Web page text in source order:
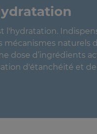
l'hydratation.
mécanismes naturels
dose d’ingrédients
d'étanchéité et